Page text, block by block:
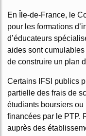
En Île-de-France, le
pour les formations
d’éducateurs
aides sont
de construire un plan
Certains IFSI publics
partielle des frais de
étudiants boursiers
financées par le PTP.
auprès des